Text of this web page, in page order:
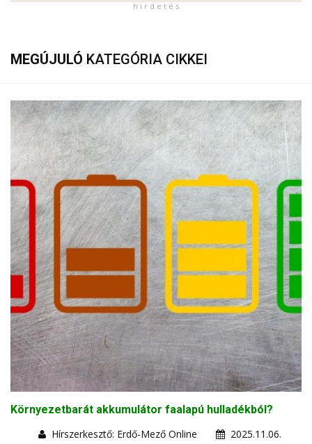
h i r d e t é s
MEGÚJULÓ KATEGÓRIA CIKKEI
Környezetbarát akkumulátor faalapú hulladékból?
Hírszerkesztő: Erdő-Mező Online
2025.11.06.